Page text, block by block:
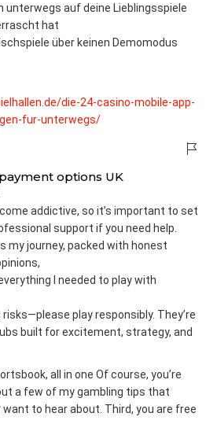
unterwegs auf deine Lieblingsspiele
hat
über keinen Demomodus
die-24-casino-mobile-app-
fur-unterwegs/
options UK
addictive, so it’s important to set
support if you need help.
my journey, packed with honest
I needed to play with
play responsibly. They’re
built for excitement, strategy, and
all in one Of course, you’re
a few of my gambling tips that
to hear about. Third, you are free